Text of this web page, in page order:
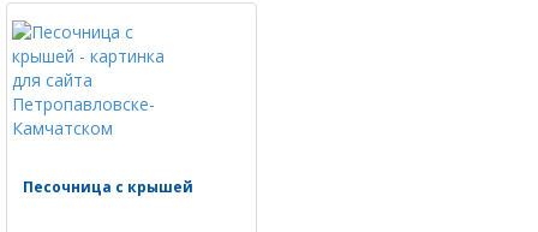
Песочница с крышей